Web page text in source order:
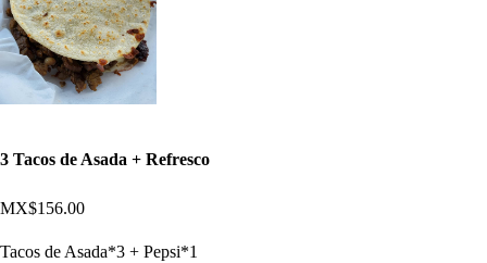
3 Tacos de Asada + Refresco
MX$156.00
Tacos de Asada*3 + Pepsi*1